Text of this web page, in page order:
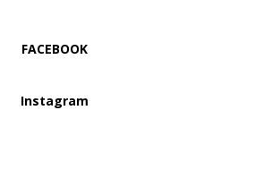
FACEBOOK
Instagram